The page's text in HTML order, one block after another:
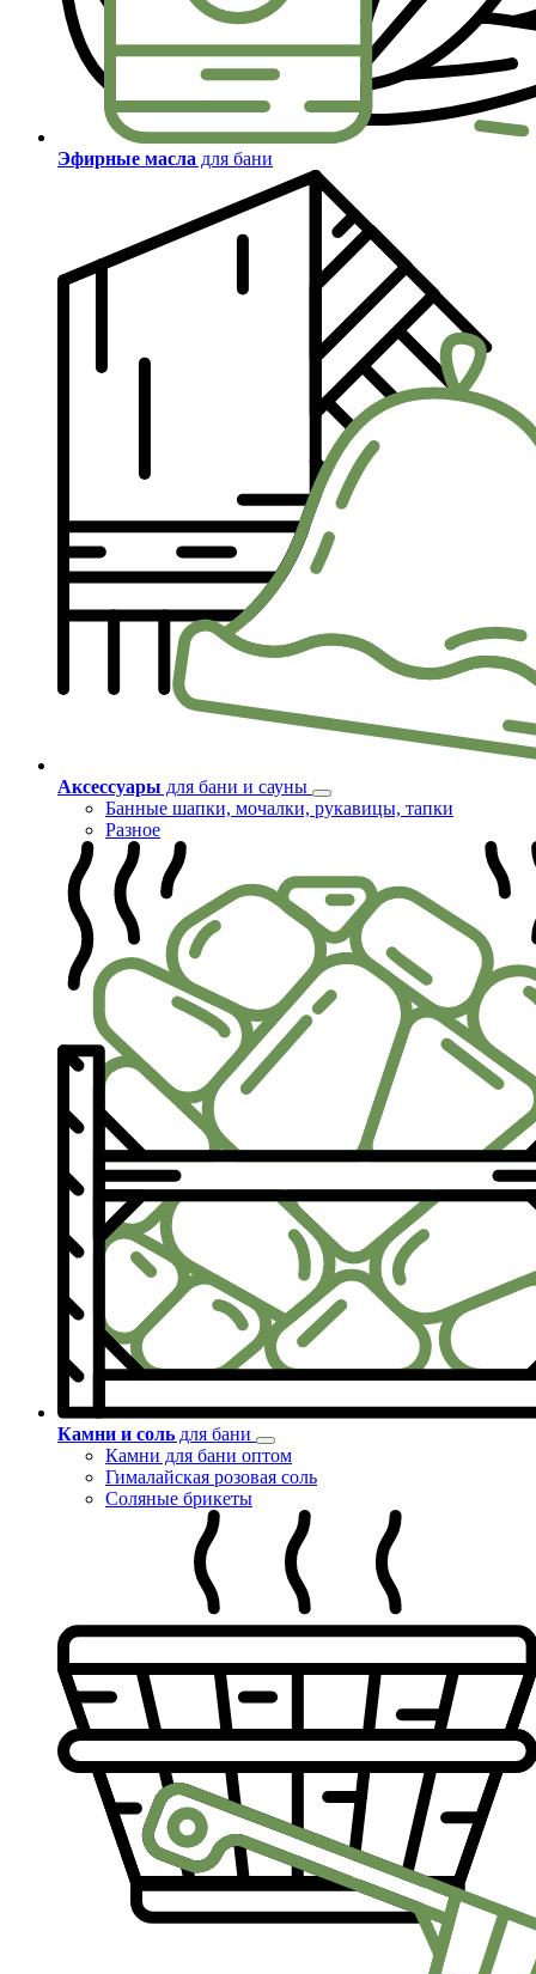
Эфирные масла для бани
Аксессуары для бани и сауны
Банные шапки, мочалки, рукавицы, тапки
Разное
Камни и соль для бани
Камни для бани оптом
Гималайская розовая соль
Соляные брикеты